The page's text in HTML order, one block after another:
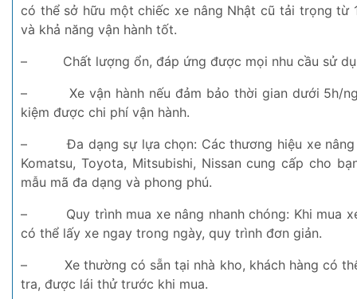
có thể sở hữu một chiếc xe nâng Nhật cũ tải trọng từ
và khả năng vận hành tốt.
–
Chất lượng ổn, đáp ứng được mọi nhu cầu sử
–
Xe vận hành nếu đảm bảo thời gian dưới 5h/
kiệm được chi phí vận hành.
–
Đa dạng sự lựa chọn: Các thương hiệu xe
Komatsu, Toyota, Mitsubishi, Nissan cung cấp cho
mẫu mã đa dạng và phong phú.
–
Quy trình mua xe nâng nhanh chóng: Khi mua
có thể lấy xe ngay trong ngày, quy trình đơn giản.
–
Xe thường có sẵn tại nhà kho, khách hàng có
tra, được lái thử trước khi mua.